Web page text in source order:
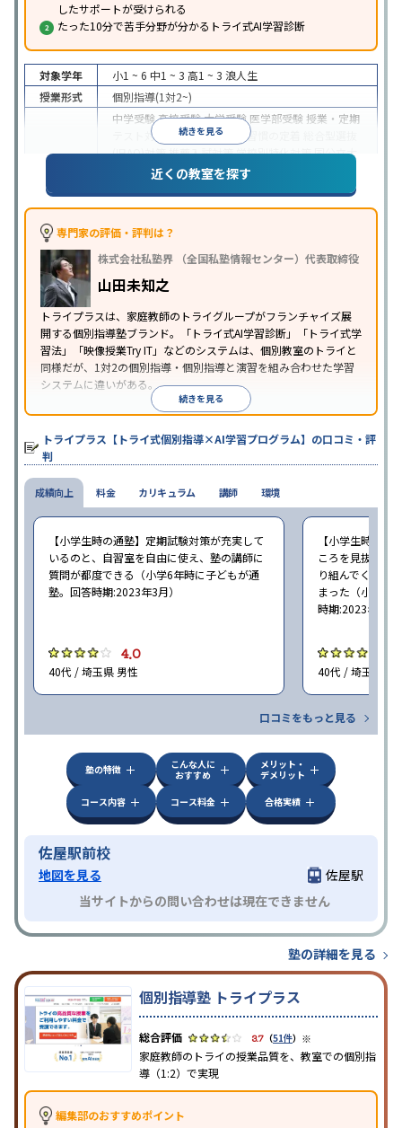
したサポートが受けられる
たった10分で苦手分野が分かるトライ式AI学習診断
続きを見る
対象学年 小1 ~ 6 中1 ~ 3 高1 ~ 3 浪人生
授業形式
個別指導(1対2~)
中学受験高校受験大学受験 医学部受験 授業・定期
テスト対策
内申点対策 学習習慣の定着
(旧AO)対策推薦入試対策学校別特化対策国公立大
私大対策共通テスト対策
英語・英会話特化
特徴
中高一貫校生に対応
応
学習にPC・タブレットを利用
科目から受講可能 季節講習のみの受講可発達障害
の子どもに対応
※2023年3月調査。
小学校高学年の個別指導塾アンケート調査方法
近くの教室を探す
専門家の評価・評判は？
株式会社私塾界 （全国私塾情報センター）代表取締役
山田未知之
トライプラスは、家庭教師のトライグループがフランチャイズ展
開する個別指導塾ブランド。「トライ式AI学習診断」「トライ式学
習法」「映像授業Try IT」などのシステムは、個別教室のトライと
同様だが、1対2の個別指導・個別指導と演習を組み合わせた学習
システムに違いがある。
続きを見る
トライプラス【トライ式個別指導×AI学習プログラム】の口コミ・評
判
成績向上
【小学生時の通塾】定期試験対策が充実して
いるのと、自習室を自由に使え、塾の講師に
質問が都度できる（小学6年時に子どもが通
塾。回答時期:2023年3月）
4.0
40代 / 埼玉県 男性
【小学生時の通
ころを見抜いて
り組んでくれた
まった（小学5
時期:2023年3月
40代 / 埼玉県 女
口コミをもっと見る
料金 カリキュラム 講師 環境
塾の特徴
こんな人に
おすすめ
メリット・
デメリット
コース内容
コース料金 合格実績
佐屋駅前校
地図を見る
佐屋駅
当サイトからの問い合わせは現在できません
塾の詳細を見る
個別指導塾 トライプラス
3.7 （51件） ※
家庭教師のトライの授業品質を、教室での個別指
導（1:2）で実現
編集部のおすすめポイント